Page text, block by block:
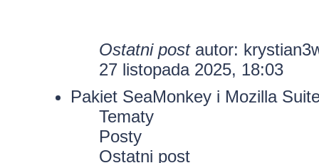
Ostatni postautor:
27 listopada 2025, 18:03
Pakiet SeaMonkey i Mozilla
Tematy
Posty
Ostatni post